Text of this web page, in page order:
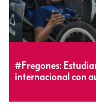
#Fregones:
internacional con